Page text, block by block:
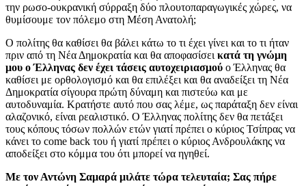
την ρωσο-ουκρανική σύρραξη δύο πλουτοπαραγωγικές χώρες, να
θυμίσουμε τον πόλεμο στη Μέση Ανατολή;
Ο πολίτης θα καθίσει θα βάλει κάτω το τι έχει γίνει και το τι ήταν
πριν από τη Νέα Δημοκρατία και θα αποφασίσει κατά τη γνώμη
μου ο Έλληνας δεν έχει τάσεις αυτοχειριασμού ο Έλληνας θα
καθίσει με ορθολογισμό και θα επιλέξει και θα αναδείξει τη Νέα
Δημοκρατία σίγουρα πρώτη δύναμη και πιστεύω και με
αυτοδυναμία. Κρατήστε αυτό που σας λέμε, ως παράταξη δεν είναι
αλαζονικό, είναι ρεαλιστικό. Ο Έλληνας πολίτης δεν θα πετάξει
τους κόπους τόσων πολλών ετών γιατί πρέπει ο κύριος Τσίπρας να
κάνει το come back του ή γιατί πρέπει ο κύριος Ανδρουλάκης να
αποδείξει στο κόμμα του ότι μπορεί να ηγηθεί.
Με τον Αντώνη Σαμαρά μιλάτε τώρα τελευταία; Σας πήρε